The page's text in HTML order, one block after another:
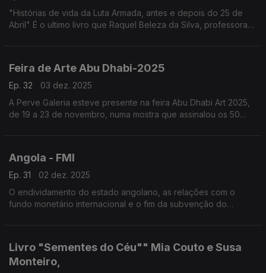
"Histórias de vida da Luta Armada, antes e depois do 25 de
Abril" É o ultimo livro que Raquel Beleza da Silva, professora
Feira de Arte Abu Dhabi-2025
Ep. 32
03 dez. 2025
A Perve Galeria esteve presente na feira Abu Dhabi Art 2025,
de 19 a 23 de novembro, numa mostra que assinalou os 50
Angola - FMI
Ep. 31
02 dez. 2025
O endividamento do estado angolano, as relações com o
fundo monetário internacional e o fim da subvenção do
Livro "Sementes do Céu"" Mia Couto e Susa
Monteiro,